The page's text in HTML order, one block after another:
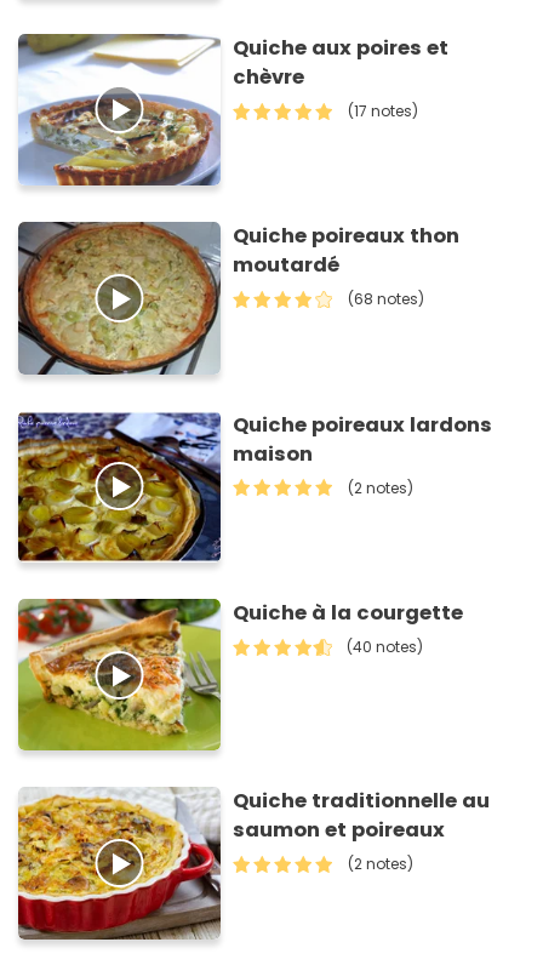
Quiche aux poires et
chèvre
(17 notes)
Quiche poireaux thon
moutardé
(68 notes)
Quiche poireaux lardons
maison
(2 notes)
Quiche à la courgette
(40 notes)
Quiche traditionnelle au
saumon et poireaux
(2 notes)